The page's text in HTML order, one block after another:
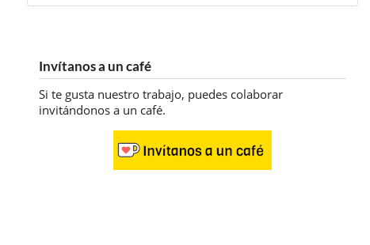
Invítanos a un café
Si te gusta nuestro trabajo, puedes colaborar
invitándonos a un café.